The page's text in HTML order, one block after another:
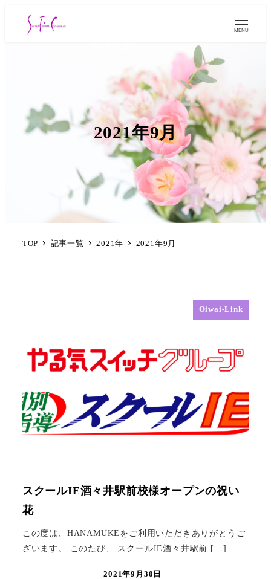
MENU
2021年9月
TOP 記事一覧 2021年 2021年9月
Oiwai-Link
スクールIE酒々井駅前校様オープンの祝い
花
この度は、HANAMUKEをご利用いただきありがとうご
ざいます。 このたび、 スクールIE酒々井駅前 […]
2021年9月30日